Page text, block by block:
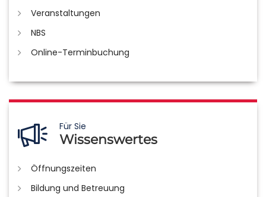
Veranstaltungen
NBS
Online-Terminbuchung
Für Sie
Wissenswertes
Öffnungszeiten
Bildung und Betreuung